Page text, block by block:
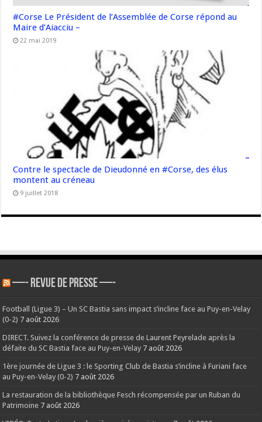
#Corse Le Président de l’Assemblée de Corse répond au
Maire d’Aiacciu –
22 mai 2019
Contre le spectacle de Dieudonné en #Corse, des élus
montent au créneau
9 juillet 2018
—- REVUE DE PRESSE —-
Football (Ligue 3) – Un SC Bastia sans impact s’incline face au Puy-en-Velay
(0-2) 7 août 2026
DIRECT. Suivez la conférence de presse de Laurent Peyrelade après la
défaite du SC Bastia face au Puy-en-Velay 7 août 2026
1ère journée de Ligue 3 : le Sporting Club de Bastia s’incline à Furiani face
au Puy-en-Velay (0-2) 7 août 2026
La restauration de la bibliothèque Fesch récompensée par un Ruban du
Patrimoine 7 août 2026